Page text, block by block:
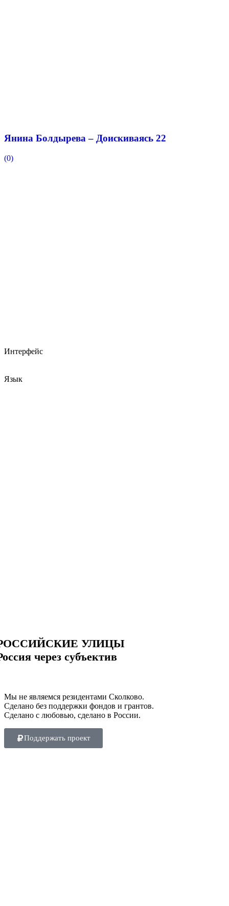
Янина Болдырева – Доискиваясь 22
(0)
Интерфейс
Язык
УЛИЦЫ
через субъектив
Мы не являемся резидентами Сколково.
Сделано без поддержки фондов и грантов.
Сделано с любовью, сделано в России.
Поддержать проект